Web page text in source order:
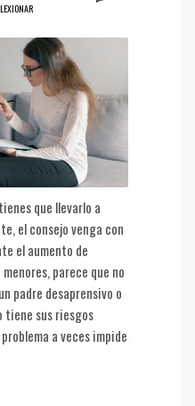
que llevarlo a
el consejo venga con
el aumento de
parece que no
padre desaprensivo o
tiene sus riesgos
a veces impide